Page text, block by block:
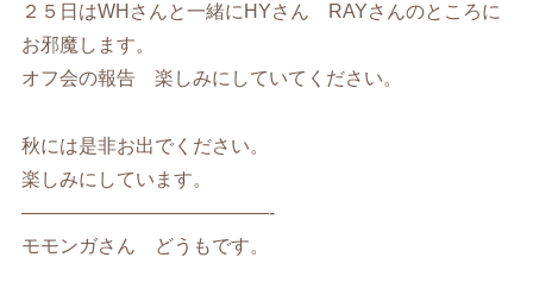
２５日はWHさんと一緒にHYさん RAYさんのところに
お邪魔します。
オフ会の報告 楽しみにしていてください。
秋には是非お出でください。
楽しみにしています。
—————————————-
モモンガさん どうもです。